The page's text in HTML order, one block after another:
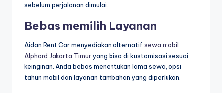
sebelum perjalanan dimulai.
Bebas memilih Layanan
Aidan Rent Car menyediakan alternatif sewa mobil
Alphard Jakarta Timuryang bisa di kustomisasi sesuai
keinginan. Anda bebas menentukan lama sewa, opsi
tahun mobil dan layanan tambahan yang diperlukan.